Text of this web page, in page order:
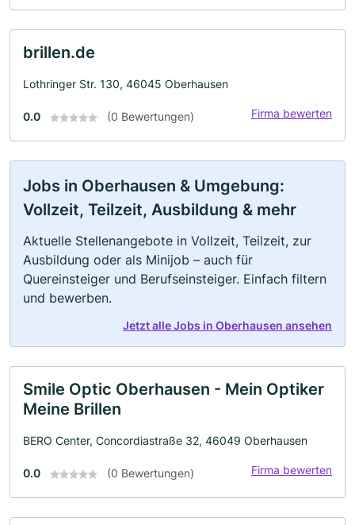
brillen.de
Lothringer Str. 130, 46045 Oberhausen
0.0 (0 Bewertungen) Firma bewerten
Jobs in Oberhausen & Umgebung:
Vollzeit, Teilzeit, Ausbildung & mehr
Aktuelle Stellenangebote in Vollzeit, Teilzeit, zur
Ausbildung oder als Minijob – auch für
Quereinsteiger und Berufseinsteiger. Einfach filtern
und bewerben.
Jetzt alle Jobs in Oberhausen ansehen
Smile Optic Oberhausen - Mein Optiker
Meine Brillen
BERO Center, Concordiastraße 32, 46049 Oberhausen
0.0 (0 Bewertungen) Firma bewerten